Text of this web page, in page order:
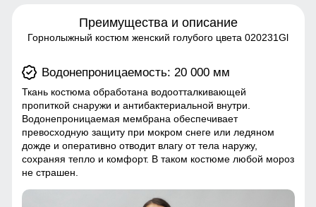
Преимущества и описание
Горнолыжный костюм женский голубого цвета 020231Gl
Водонепроницаемость: 20 000 мм
Ткань костюма обработана водоотталкивающей
пропиткой снаружи и антибактериальной внутри.
Водонепроницаемая мембрана обеспечивает
превосходную защиту при мокром снеге или ледяном
дожде и оперативно отводит влагу от тела наружу,
сохраняя тепло и комфорт. В таком костюме любой мороз
не страшен.